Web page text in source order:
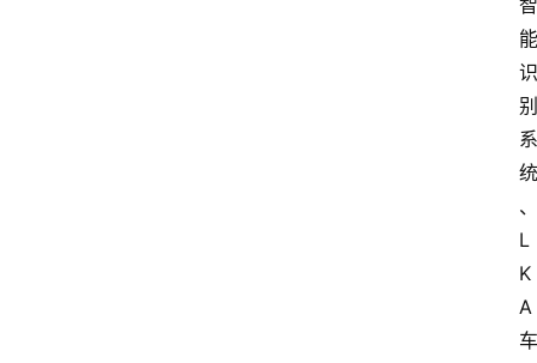
智
能
识
别
系
统
、
L
K
A
车